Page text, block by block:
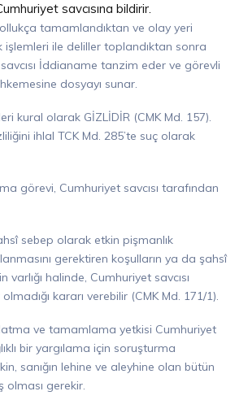
savcısına bildirir.
tamamlandıktan ve olay yeri
işlemleri ile deliller toplandıktan sonra
İddianame tanzim eder ve görevli
dosyayı sunar.
kural olarak GİZLİDİR (CMK Md. 157).
ihlal TCK Md. 285’te suç olarak
görevi, Cumhuriyet savcısı tarafından
sebep olarak etkin pişmanlık
gerektiren koşulların ya da şahsî
varlığı halinde, Cumhuriyet savcısı
kararı verebilir (CMK Md. 171/1).
ve tamamlama yetkisi Cumhuriyet
bir yargılama için soruşturma
sanığın lehine ve aleyhine olan bütün
olması gerekir.